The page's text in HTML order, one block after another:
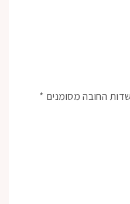
שדות החובה מסומנים *